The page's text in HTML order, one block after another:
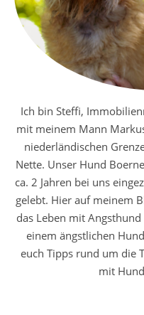
Ich bin Steffi,
mit meinem Mann
niederländischen
Nette. Unser Hund
ca. 2 Jahren bei uns
gelebt. Hier auf meinem
das Leben mit
einem ängstlichen
euch Tipps rund um die
mit